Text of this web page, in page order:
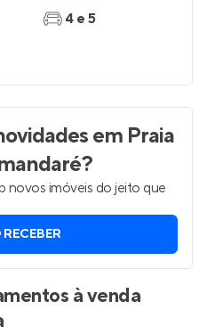
4 e 5
em Praia
?
novos imóveis do jeito que
à venda